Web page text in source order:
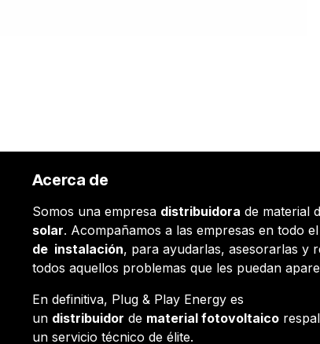
Acerca de
Somos una empresa distribuidora de material
solar. Acompañamos a las empresas en todo el
de instalación, para ayudarlas, asesorarlas y
todos aquellos problemas que les puedan
En definitiva, Plug & Play Energy es
un distribuidor de material fotovoltaico
un servicio técnico de élite.